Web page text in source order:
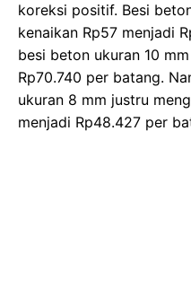
koreksi positif. Besi
kenaikan Rp57 menjadi
besi beton ukuran 10
Rp70.740 per batang.
ukuran 8 mm justru
menjadi Rp48.427 per